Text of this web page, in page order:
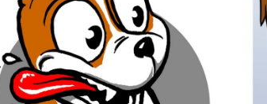
Na Janela
Ilustrações Variadas